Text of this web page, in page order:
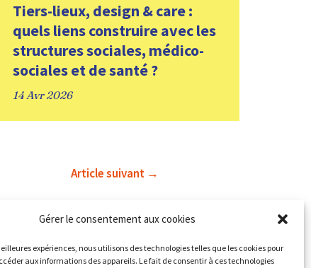
Gérer le consentement aux cookies
expériences, nous utilisons des technologies telles que les cookies pour
aux informations des appareils. Le fait de consentir à ces technologies
Tiers-lieux, design & care :
quels liens construire avec les
structures sociales, médico-
sociales et de santé ?
14 Avr 2026
Article suivant→